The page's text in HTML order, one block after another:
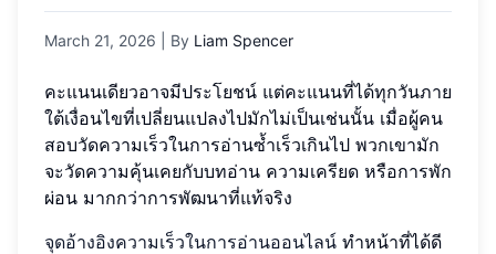
March 21, 2026 | By Liam Spencer
คะแนนเดียวอาจมีประโยชน์ แต่คะแนนที่ได้ทุกวันภาย
ใต้เงื่อนไขที่เปลี่ยนแปลงไปมักไม่เป็นเช่นนั้น เมื่อผู้คน
สอบวัดความเร็วในการอ่านซ้ำเร็วเกินไป พวกเขามัก
จะวัดความคุ้นเคยกับบทอ่าน ความเครียด หรือการพัก
ผ่อน มากกว่าการพัฒนาที่แท้จริง
จุดอ้างอิงความเร็วในการอ่านออนไลน์ ทำหน้าที่ได้ดี